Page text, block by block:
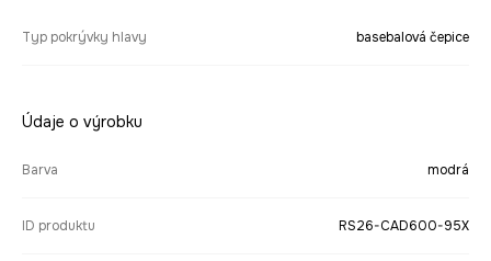
Typ pokrývky hlavy basebalová čepice
Údaje o výrobku
Barva modrá
ID produktu RS26-CAD600-95X